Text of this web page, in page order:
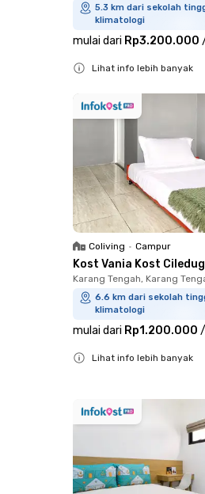
5.3 km dari sekolah
klimatologi
mulai dari Rp3.200.000
Lihat info lebih banyak
Coliving • Campur
Kost Vania Kost Ciledug
Karang Tengah, Karang
6.6 km dari sekolah
klimatologi
mulai dari Rp1.200.000 /
Lihat info lebih banyak